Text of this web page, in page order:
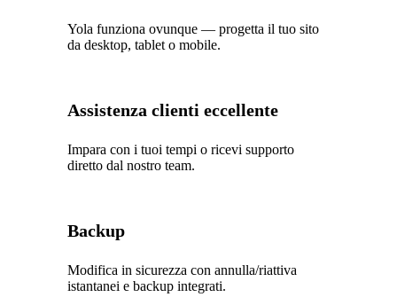
Yola funziona ovunque — progetta il tuo sito
da desktop, tablet o mobile.
Assistenza clienti eccellente
Impara con i tuoi tempi o ricevi supporto
diretto dal nostro team.
Backup
Modifica in sicurezza con annulla/riattiva
istantanei e backup integrati.